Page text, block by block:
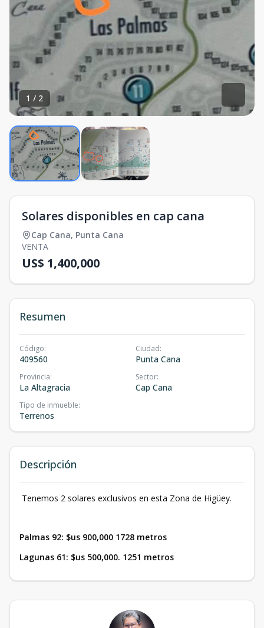
1 / 2
Solares disponibles en cap cana
Cap Cana, Punta Cana
VENTA
US$ 1,400,000
Resumen
Código:
409560
Ciudad:
Punta Cana
Provincia:
La Altagracia
Sector:
Cap Cana
Tipo de inmueble:
Terrenos
Descripción
Tenemos 2 solares exclusivos en esta Zona de Higüey.
Palmas 92: $us 900,000 1728 metros
Lagunas 61: $us 500,000. 1251 metros